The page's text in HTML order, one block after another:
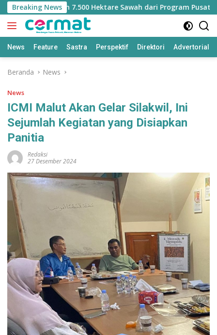
Langsung
ke
konten
Breaking News
Jatah 7.500 Hektare Sawah dari Program Pusat
News Feature Sastra Perspektif Direktori Advertorial
Beranda News
News
ICMI Malut Akan Gelar Silakwil, Ini
Sejumlah Kegiatan yang Disiapkan
Panitia
Redaksi
27 Desember 2024